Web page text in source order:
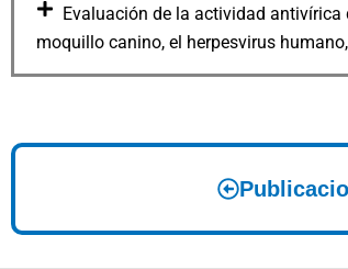
Evaluación de la actividad
moquillo canino, el herpesvirus